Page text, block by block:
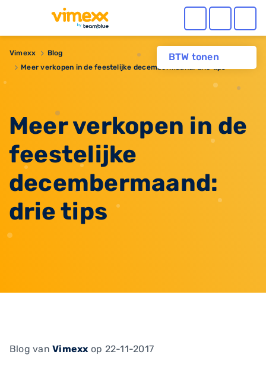
BTW tonen
Vimexx
Blog
Meer verkopen in de feestelijke decembermaand: drie tips
Meer verkopen in de
feestelijke
decembermaand:
drie tips
Blog vanVimexx op 22-11-2017